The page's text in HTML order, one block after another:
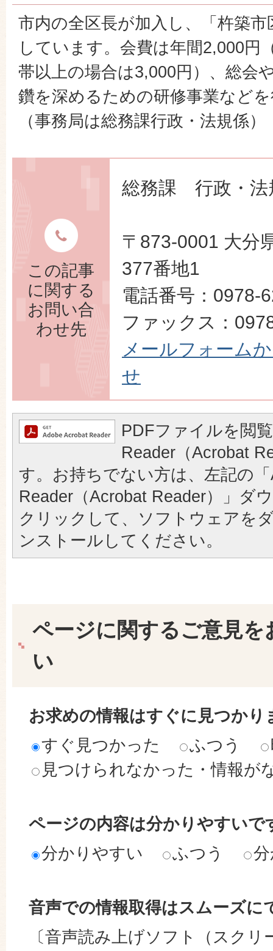
市内の全区長が加入し、「杵築
しています。会費は年間2,000円
帯以上の場合は3,000円）、総会
鑽を深めるための研修事業など
（事務局は総務課行政・法規係）
この記事
に関する
お問い合
わせ先
総務課 行政・法
〒873-0001 大分
377番地1
電話番号：0978-
ファックス：
メールフォーム
せ
PDFファイルを閲
Reader（Acrobat
す。お持ちでない方は、左記の
Reader（Acrobat Reader）」ダ
クリックして、ソフトウェアを
ンストールしてください。
ページに関するご意見を
い
お求めの情報はすぐに見つかり
すぐ見つかった
ふつう
見つけられなかった・情報が
ページの内容は分かりやすいで
分かりやすい
ふつう
音声での情報取得はスムーズに
〔音声読み上げソフト（スク